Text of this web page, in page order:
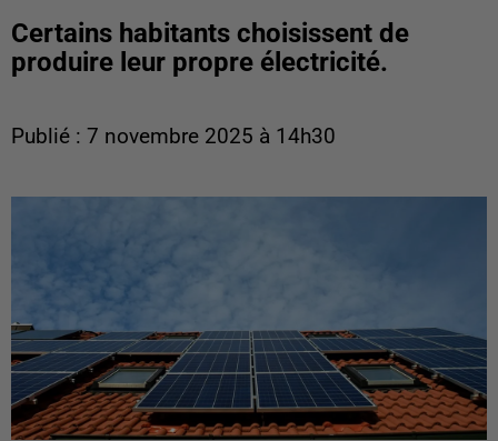
Certains habitants choisissent de
produire leur propre électricité.
Publié : 7 novembre 2025 à 14h30